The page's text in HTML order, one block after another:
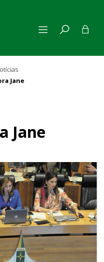
Jane
Jane